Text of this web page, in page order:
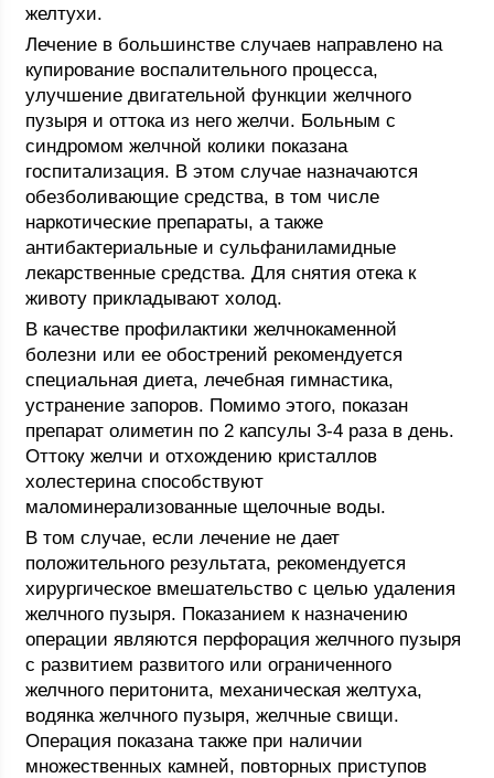
желтухи.
Лечение в большинстве случаев направлено на
купирование воспалительного процесса,
улучшение двигательной функции желчного
пузыря и оттока из него желчи. Больным с
синдромом желчной колики показана
госпитализация. В этом случае назначаются
обезболивающие средства, в том числе
наркотические препараты, а также
антибактериальные и сульфаниламидные
лекарственные средства. Для снятия отека к
животу прикладывают холод.
В качестве профилактики желчнокаменной
болезни или ее обострений рекомендуется
специальная диета, лечебная гимнастика,
устранение запоров. Помимо этого, показан
препарат олиметин по 2 капсулы 3-4 раза в день.
Оттоку желчи и отхождению кристаллов
холестерина способствуют
маломинерализованные щелочные воды.
В том случае, если лечение не дает
положительного результата, рекомендуется
хирургическое вмешательство с целью удаления
желчного пузыря. Показанием к назначению
операции являются перфорация желчного пузыря
с развитием развитого или ограниченного
желчного перитонита, механическая желтуха,
водянка желчного пузыря, желчные свищи.
Операция показана также при наличии
множественных камней, повторных приступов